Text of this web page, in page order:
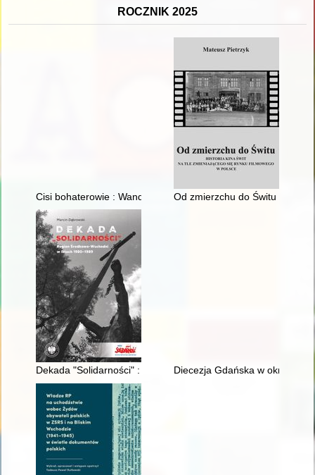
ROCZNIK 2025
Cisi bohaterowie : Wanda i Władysław LisOd zmierzchu do Świtu :
Dekada "Solidarności" : Region Środkowo-Wschodni w latach
Diecezja Gdańska w okresie